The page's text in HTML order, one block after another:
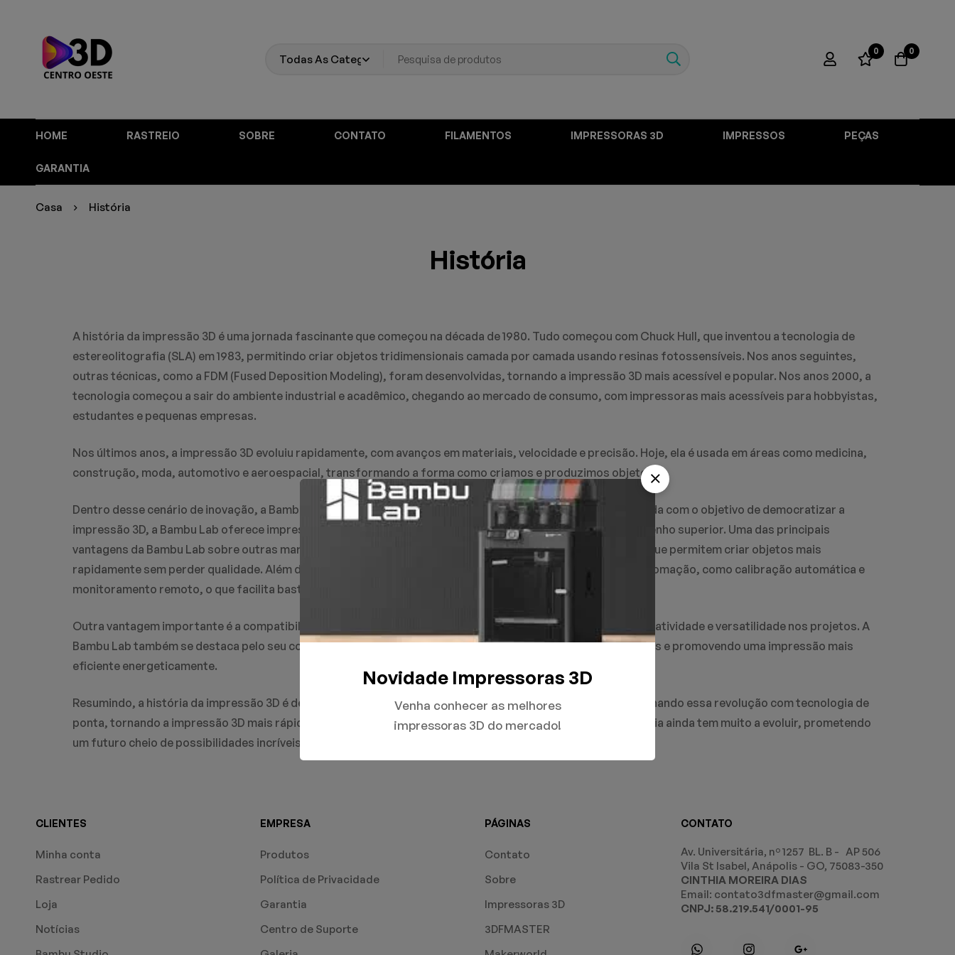
0 0
HOME RASTREIO SOBRE CONTATO FILAMENTOS IMPRESSORAS 3D IMPRESSOS PEÇAS
GARANTIA
Casa História
História
A história da impressão 3D é uma jornada fascinante que começou na década de 1980. Tudo começou com Chuck Hull, que inventou a tecnologia de
estereolitografia (SLA) em 1983, permitindo criar objetos tridimensionais camada por camada usando resinas fotossensíveis. Nos anos seguintes,
outras técnicas, como a FDM (Fused Deposition Modeling), foram desenvolvidas, tornando a impressão 3D mais acessível e popular. Nos anos 2000, a
tecnologia começou a sair do ambiente industrial e acadêmico, chegando ao mercado de consumo, com impressoras mais acessíveis para hobbyistas,
estudantes e pequenas empresas.
Nos últimos anos, a impressão 3D evoluiu rapidamente, com avanços em materiais, velocidade e precisão. Hoje, ela é usada em áreas como medicina,
construção, moda, automotivo e aeroespacial, transformando a forma como criamos e produzimos objetos.
Dentro desse cenário de inovação, a Bambu Lab surgiu como uma marca que vem ganhando destaque. Fundada com o objetivo de democratizar a
impressão 3D, a Bambu Lab oferece impressoras que combinam alta tecnologia, facilidade de uso e desempenho superior. Uma das principais
vantagens da Bambu Lab sobre outras marcas é a sua inovação em velocidade de impressão, com sistemas que permitem criar objetos mais
rapidamente sem perder qualidade. Além disso, suas impressoras costumam ter recursos avançados de automação, como calibração automática e
monitoramento remoto, o que facilita bastante o uso, mesmo para quem está começando.
Outra vantagem importante é a compatibilidade com uma ampla variedade de materiais, permitindo maior criatividade e versatilidade nos projetos. A
Bambu Lab também se destaca pelo seu compromisso com a sustentabilidade, usando componentes duráveis e promovendo uma impressão mais
eficiente energeticamente.
Resumindo, a história da impressão 3D é de constante evolução, e marcas como a Bambu Lab estão impulsionando essa revolução com tecnologia de
ponta, tornando a impressão 3D mais rápida, acessível e eficiente para todos. E o melhor é que essa tecnologia ainda tem muito a evoluir, prometendo
um futuro cheio de possibilidades incríveis!
CLIENTES
Minha conta
Rastrear Pedido
Loja
Notícias
EMPRESA
Produtos
Política de Privacidade
Garantia
Centro de Suporte
PÁGINAS
Contato
Sobre
Impressoras 3D
3DFMASTER
CONTATO
Av. Universitária, nº 1257 BL. B - AP 506
Vila St Isabel, Anápolis - GO, 75083-350
CINTHIA MOREIRA DIAS
Email: contato3dfmaster@gmail.com
CNPJ: 58.219.541/0001-95
Novidade Impressoras 3D
Venha conhecer as melhores
impressoras 3D do mercado!